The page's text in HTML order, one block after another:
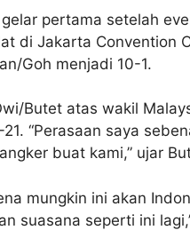
pertama setelah
di Jakarta Convention
Goh menjadi 10-1.
Butet atas wakil
“Perasaan saya
buat kami,” ujar
mungkin ini akan
suasana seperti ini